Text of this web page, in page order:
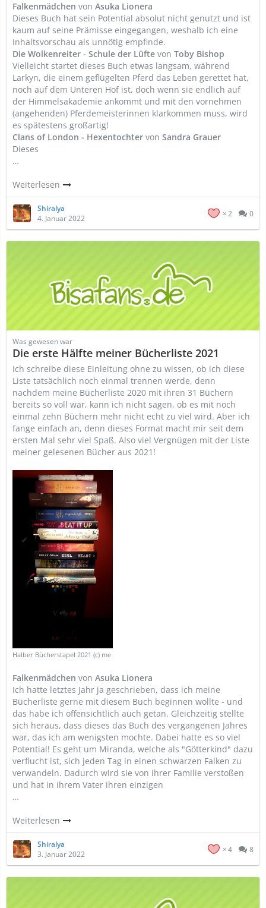
Falkenmädchen von Asuka Lionera
Dieses Buch hat sein Potential absolut nicht genutzt und ist
kaum auf seine Prämisse eingegangen, weshalb ich eine
Inhaltsvorschau als unnötig empfinde.
Die Wolkenreiter - Schule der Lüfte von Toby Bishop
Vielleicht startet dieses Buch etwas langsam, während
Larkyn, die einem geflügelten Pferd das Leben gerettet hat,
noch auf dem Unteren Hof ist, doch wenn sie endlich auf
der Himmelsakademie ankommt und mit den vornehmen
(angehenden) Pferdemeisterinnen klarkommen muss, wird
es spätestens großartig!
Clans of London - Hexentochter von Sandra Grauer
Dieses
…
Weiterlesen
Shiralya
4. Januar 2022
2 0
Was gewesen war
Die erste Hälfte meiner Bücherliste 2021
Ich schreibe diese Einleitung ohne zu wissen, ob ich diese
Liste tatsächlich noch einmal trennen werde, denn
nachdem meine Bücherliste 2020 mit ihren 31 Büchern
bereits so voll war, kann ich nicht sagen, ob es mit noch
einmal zehn Büchern mehr nicht echt zu viel wird. Aber ich
fange einfach an, denn dieses Format macht mir seit dem
ersten Mal sehr viel Spaß. Also viel Vergnügen mit der Liste
meiner gelesenen Bücher aus 2021!
Halber Bücherstapel 2021 (c) me
Falkenmädchen von Asuka Lionera
Ich hatte letztes Jahr ja geschrieben, dass ich meine
Bücherliste gerne mit diesem Buch beginnen wollte - und
das habe ich offensichtlich auch getan. Gleichzeitig stellte
sich heraus, dass dieses das Buch des vergangenen Jahres
war, das ich am wenigsten mochte. Dabei hatte es so viel
Potential! Es geht um Miranda, welche als "Götterkind" dazu
verflucht ist, sich jeden Tag in einen schwarzen Falken zu
verwandeln. Dadurch wird sie von ihrer Familie verstoßen
und hat in ihrem Vater ihren einzigen
…
Weiterlesen
Shiralya
3. Januar 2022
4 8